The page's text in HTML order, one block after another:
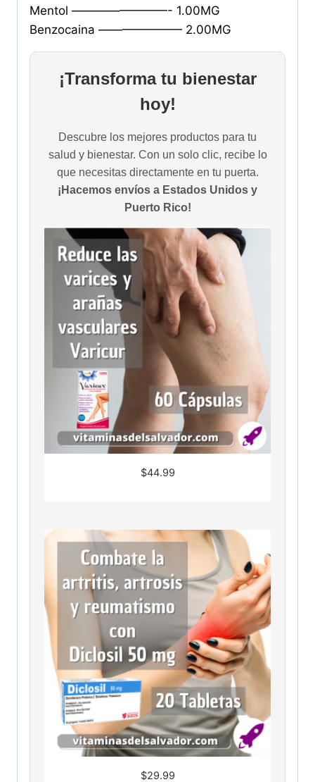
Mentol ————————- 1.00MG
Benzocaina ——————— 2.00MG
¡Transforma tu bienestar
hoy!
Descubre los mejores productos para tu
salud y bienestar. Con un solo clic, recibe lo
que necesitas directamente en tu puerta.
¡Hacemos envíos a Estados Unidos y
Puerto Rico!
$44.99
$29.99